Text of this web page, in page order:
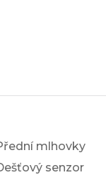
mlhovky
senzor